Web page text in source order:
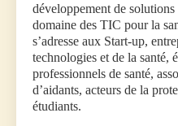
développement de
domaine des TIC pour la
s’adresse aux Start-up,
technologies et de la santé,
professionnels de santé,
d’aidants, acteurs de la
étudiants.